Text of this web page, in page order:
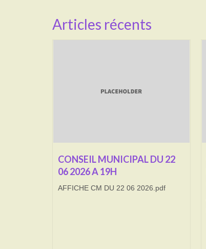
Articles récents
CONSEIL MUNICIPAL DU 22
06 2026 A 19H
AFFICHE CM DU 22 06 2026.pdf